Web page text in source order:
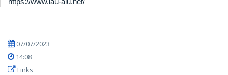
07/07/2023
14:08
Links